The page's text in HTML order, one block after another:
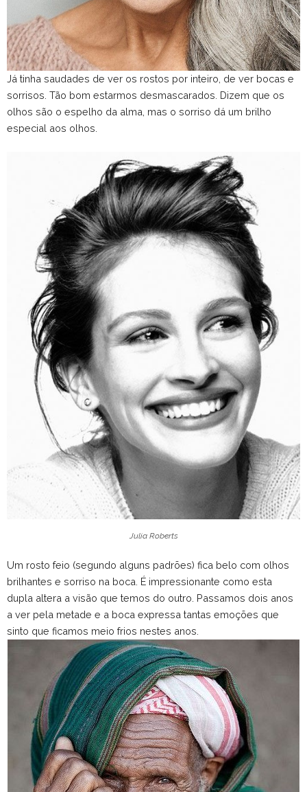
Já tinha saudades de ver os rostos por inteiro, de ver bocas e
sorrisos. Tão bom estarmos desmascarados. Dizem que os
olhos são o espelho da alma, mas o sorriso dá um brilho
especial aos olhos.
Julia Roberts
Um rosto feio (segundo alguns padrões) fica belo com olhos
brilhantes e sorriso na boca. É impressionante como esta
dupla altera a visão que temos do outro. Passamos dois anos
a ver pela metade e a boca expressa tantas emoções que
sinto que ficamos meio frios nestes anos.